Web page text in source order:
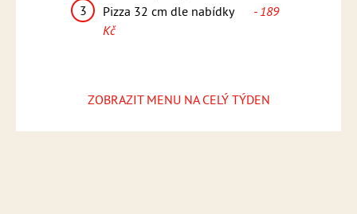
3
Pizza 32 cm dle nabídky
- 189
Kč
ZOBRAZIT MENU NA CELÝ TÝDEN